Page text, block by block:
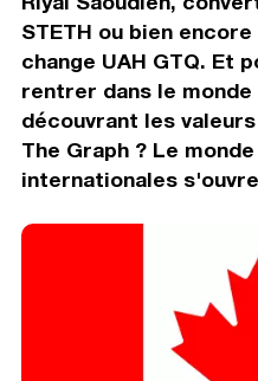
STETH ou bien
change UAH GTQ. Et
rentrer dans le
découvrant les
The Graph ? Le
internationales